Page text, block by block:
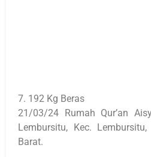
7. 192 Kg Beras
21/03/24 Rumah Qur’an
Lembursitu, Kec.
Barat.